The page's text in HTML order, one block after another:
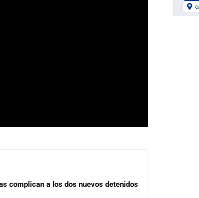
complican a los dos nuevos detenidos